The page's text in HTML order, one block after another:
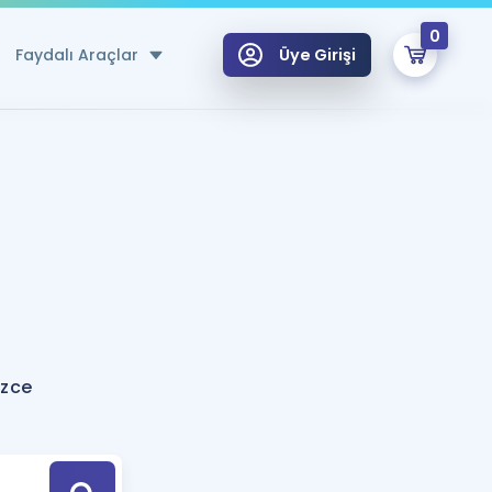
Faydalı Araçlar
Hesaplama Aracı
için Öneriler
Tek Takvimde
Üye Girişi
0